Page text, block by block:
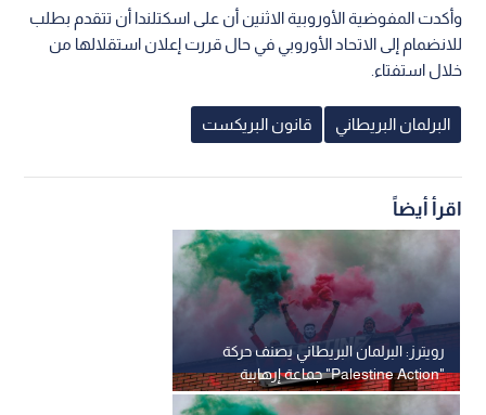
وأكدت المفوضية الأوروبية الاثنين أن على اسكتلندا أن تتقدم بطلب
للانضمام إلى الاتحاد الأوروبي في حال قررت إعلان استقلالها من
خلال استفتاء.
البرلمان البريطاني قانون البريكست
اقرأ أيضاً
رويترز: البرلمان البريطاني يصنف حركة
"Palestine Action" جماعة إرهابية